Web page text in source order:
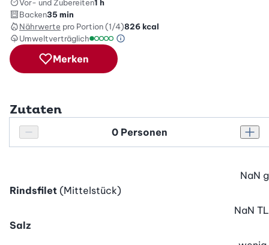
Vor- und Zubereiten1 h
Backen35 min
Nährwerte pro Portion (1/4)826kcal
Umweltverträglich
Umweltverträglichkeitsskala: 1 von 5
Green Betty Skala Info
Merken
Zutaten
Personenanzahl verringern
Personenanzahl
Rindsfilet (Mittelstück)
NaN g
Salz
NaN TL